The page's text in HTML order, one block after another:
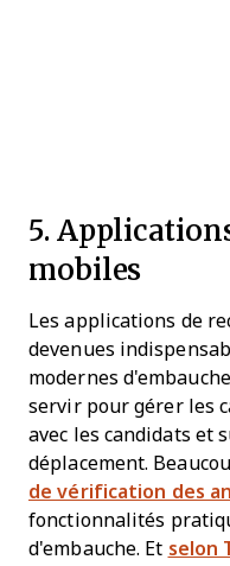
5.
mobiles
Les applications de
devenues
modernes
servir pour gérer les
avec les candidats et
déplacement.
de vérification des
fonctionnalités
d'embauche. Et selon